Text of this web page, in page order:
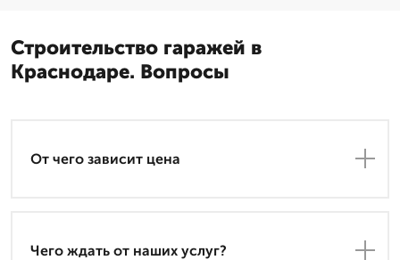
Строительство гаражей в
Краснодаре. Вопросы
От чего зависит цена
Чего ждать от наших услуг?